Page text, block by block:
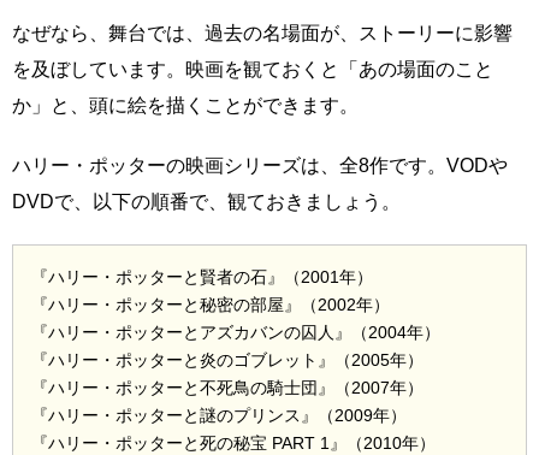
なぜなら、舞台では、過去の名場面が、ストーリーに影響
を及ぼしています。映画を観ておくと「あの場面のこと
か」と、頭に絵を描くことができます。
ハリー・ポッターの映画シリーズは、全8作です。VODや
DVDで、以下の順番で、観ておきましょう。
『ハリー・ポッターと賢者の石』（2001年）
『ハリー・ポッターと秘密の部屋』（2002年）
『ハリー・ポッターとアズカバンの囚人』（2004年）
『ハリー・ポッターと炎のゴブレット』（2005年）
『ハリー・ポッターと不死鳥の騎士団』（2007年）
『ハリー・ポッターと謎のプリンス』（2009年）
『ハリー・ポッターと死の秘宝 PART 1』（2010年）